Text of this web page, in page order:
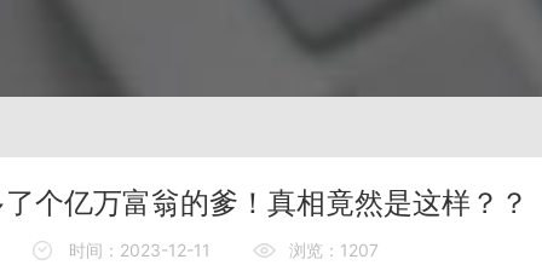
个亿万富翁的爹！真相竟然是这样？？
时间：2023-12-11 浏览：1207